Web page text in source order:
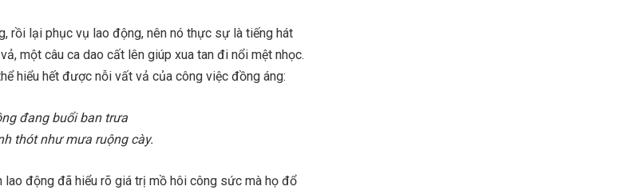
rồi lại phục vụ lao động, nên nó thực sự là tiếng hát
một câu ca dao cất lên giúp xua tan đi nổi mệt nhọc.
hiểu hết được nỗi vất vả của công việc đồng áng:
đang buổi ban trưa
thót như mưa ruộng cày.
động đã hiểu rõ giá trị mồ hôi công sức mà họ đổ